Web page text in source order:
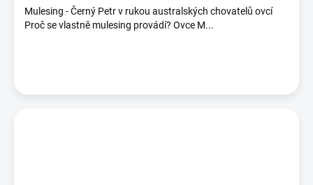
Mulesing - Černý Petr v rukou australských chovatelů ovcí
Proč se vlastně mulesing provádí? Ovce M...